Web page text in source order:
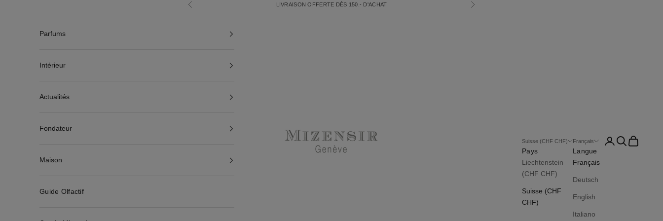
Précédent LIVRAISON OFFERTE DÈS 150.- D'ACHAT Suivant
Suisse (CHF CHF)
Pays
Liechtenstein
(CHF CHF)
Suisse (CHF
CHF)
Français
Langue
Français
Deutsch
English
Italiano
Connexion
Recherche
Panier
Parfums
Intérieur
Actualités
Fondateur
Maison
Guide Olfactif